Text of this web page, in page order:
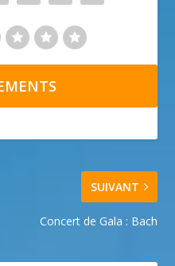
SUIVANT
Concert de Gala : Bach